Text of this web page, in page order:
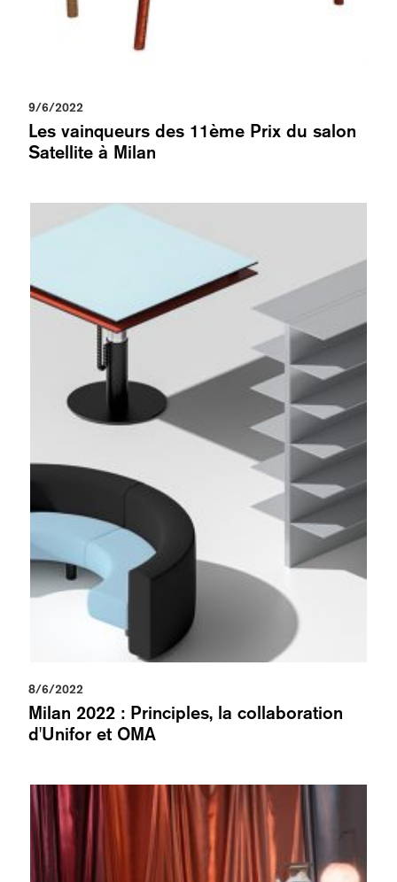
9/6/2022
Les vainqueurs des 11ème Prix du salon
Satellite à Milan
8/6/2022
Milan 2022 : Principles, la collaboration
d'Unifor et OMA